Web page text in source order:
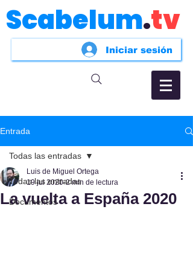
Scabelum.tv
Iniciar sesión
Entrada
Todas las entradas
Documentos
Todas las entradas
La vuelta a España 2020
Luis de Miguel Ortega
19 jul 2020 2 min de lectura